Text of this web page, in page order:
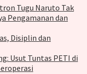
Tugu Naruto Tak
Pengamanan dan
Disiplin dan
Usut Tuntas PETI di